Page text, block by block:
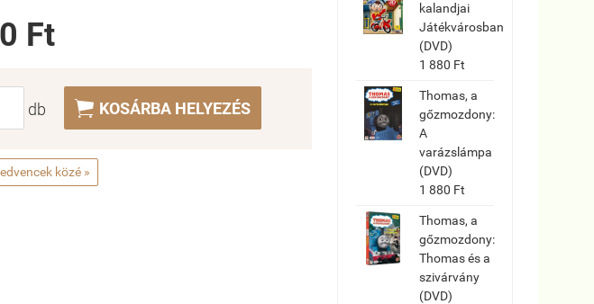
Ft
db  KOSÁRBA HELYEZÉS
közé »
kalandjai
Játékvárosban
(DVD)
1 880 Ft
Thomas, a
gőzmozdony:
A
varázslámpa
(DVD)
1 880 Ft
Thomas, a
gőzmozdony:
Thomas és a
szivárvány
(DVD)